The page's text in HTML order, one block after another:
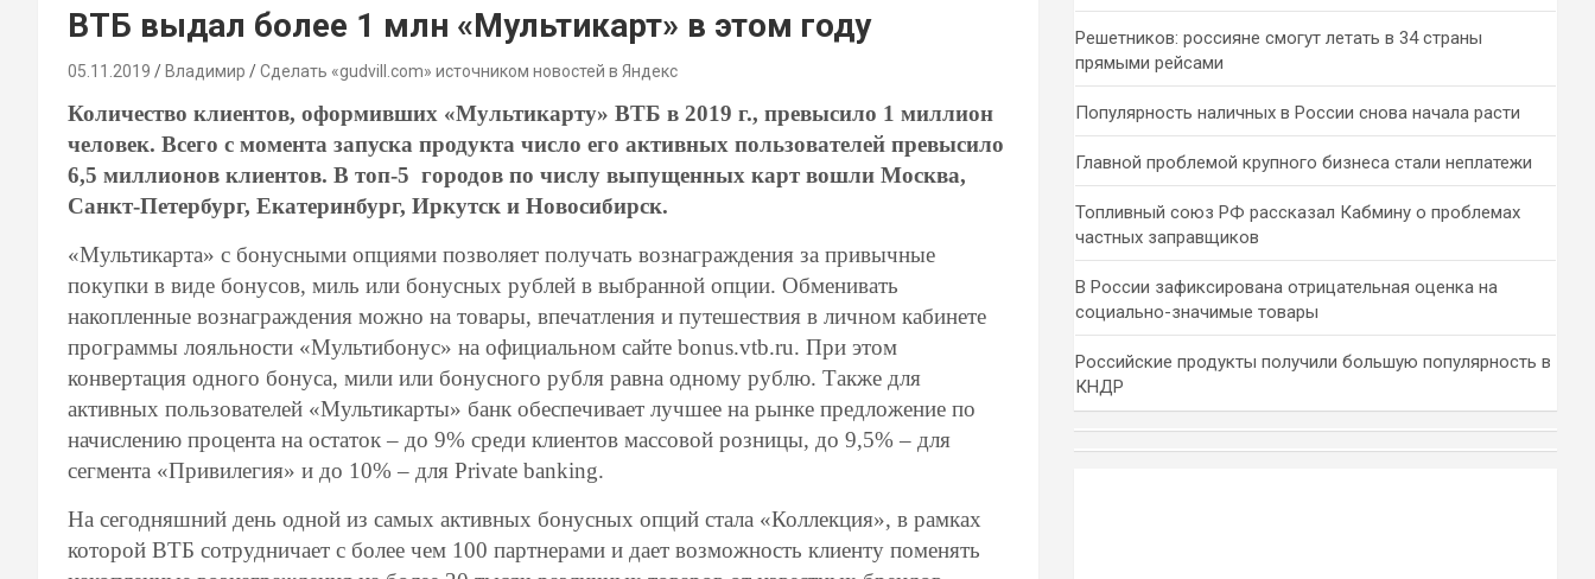
ВТБ выдал более 1 млн «Мультикарт» в этом году
05.11.2019 Владимир Сделать «gudvill.com» источником новостей в Яндекс
Количество клиентов, оформивших «Мультикарту» ВТБ в 2019 г., превысило 1 миллион
человек. Всего с момента запуска продукта число его активных пользователей превысило
6,5 миллионов клиентов. В топ-5 городов по числу выпущенных карт вошли Москва,
Санкт-Петербург, Екатеринбург, Иркутск и Новосибирск.
«Мультикарта» с бонусными опциями позволяет получать вознаграждения за привычные
покупки в виде бонусов, миль или бонусных рублей в выбранной опции. Обменивать
накопленные вознаграждения можно на товары, впечатления и путешествия в личном кабинете
программы лояльности «Мультибонус» на официальном сайте bonus.vtb.ru. При этом
конвертация одного бонуса, мили или бонусного рубля равна одному рублю. Также для
активных пользователей «Мультикарты» банк обеспечивает лучшее на рынке предложение по
начислению процента на остаток – до 9% среди клиентов массовой розницы, до 9,5% – для
сегмента «Привилегия» и до 10% – для Private banking.
На сегодняшний день одной из самых активных бонусных опций стала «Коллекция», в рамках
которой ВТБ сотрудничает с более чем 100 партнерами и дает возможность клиенту поменять
Решетников: россияне смогут летать в 34 страны
прямыми рейсами
Популярность наличных в России снова начала расти
Главной проблемой крупного бизнеса стали неплатежи
Топливный союз РФ рассказал Кабмину о проблемах
частных заправщиков
В России зафиксирована отрицательная оценка на
социально-значимые товары
Российские продукты получили большую популярность в
КНДР